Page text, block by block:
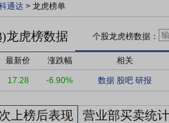
通达 > 龙虎榜单
龙虎榜数据 个股龙虎榜数据：
最新价 涨跌幅 相关
17.28 -6.90% 数据 股吧 研报
上榜后表现 营业部买卖统计